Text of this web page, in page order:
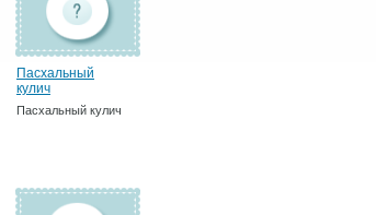
Пасхальный
кулич
Пасхальный кулич